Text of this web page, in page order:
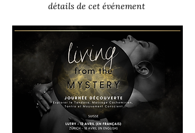
détails de cet événement